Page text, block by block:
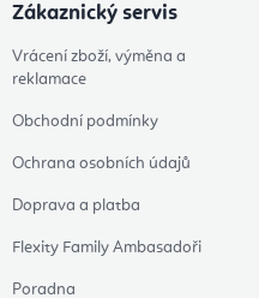
Zákaznický servis
Vrácení zboží, výměna a
reklamace
Obchodní podmínky
Ochrana osobních údajů
Doprava a platba
Flexity Family Ambasadoři
Poradna